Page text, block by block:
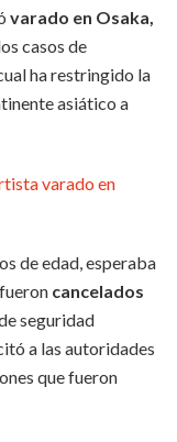
varado en Osaka,
casos de
ha restringido la
asiático a
de edad, esperaba
cancelados
seguridad
a las autoridades
que fueron